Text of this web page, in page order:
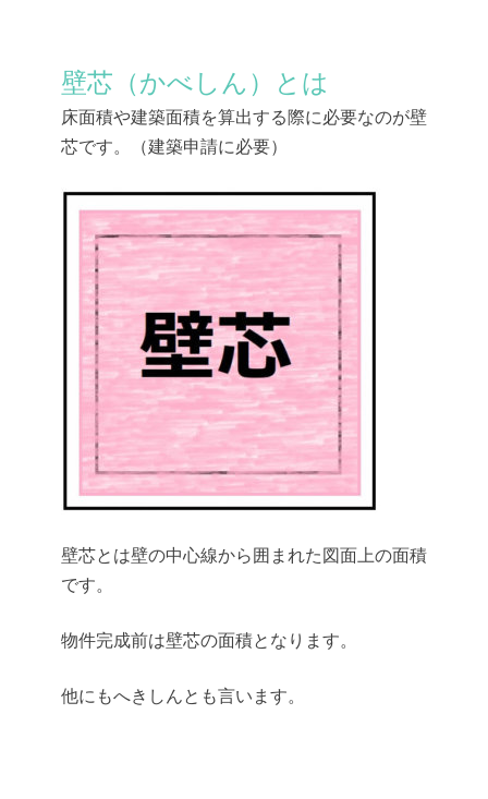
壁芯（かべしん）とは
床面積や建築面積を算出する際に必要なのが壁
芯です。（建築申請に必要）
壁芯とは壁の中心線から囲まれた図面上の面積
です。
物件完成前は壁芯の面積となります。
他にもへきしんとも言います。